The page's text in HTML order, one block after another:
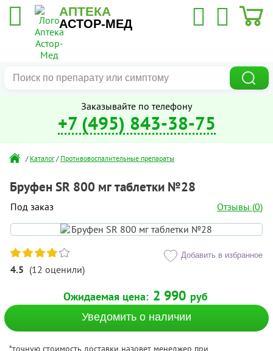
АПТЕКА
АСТОР-МЕД
Заказывайте по телефону
+7 (495) 843-38-75
/ Каталог / Противовоспалительные препараты
Бруфен SR 800 мг таблетки №28
Под заказ Отзывы (0)
4.5 (12 оценили)
Добавить в избранное
Ожидаемая цена: 2 990 руб
Уведомить о наличии
*точную стоимость доставки назовет менеджер при